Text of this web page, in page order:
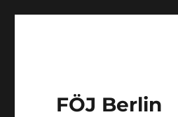
FÖJ Berlin